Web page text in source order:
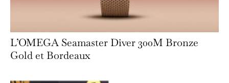
L’OMEGA Seamaster Diver 300M Bronze
Gold et Bordeaux